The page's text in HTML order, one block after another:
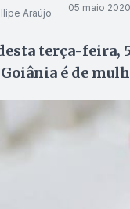
Araújo 05 maio
terça-feira,
é de